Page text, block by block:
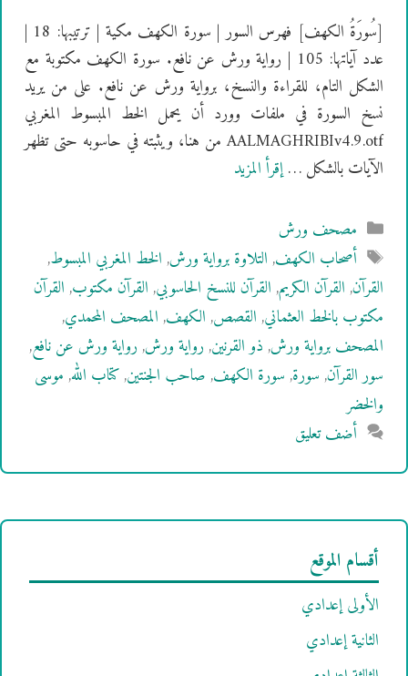
[سُورَةُ الكهف] فهرس السور | سورة الكهف مكية | ترتيبها: 18 |
عدد آياتها: 105 | رواية ورش عن نافع. سورة الكهف مكتوبة مع
الشكل التام، للقراءة والنسخ، برواية ورش عن نافع. على من يريد
نسخ السورة في ملفات وورد أن يحمل الخط المبسوط المغربي
AALMAGHRIBIv4.9.otf من هنا، ويثبته في حاسوبه حتى تظهر
الآيات بالشكل …إقرأ المزيد
التصنيفات
مصحف ورش
الوسوم
أصحاب الكهف,التلاوة برواية ورش,الخط المغربي المبسوط,
القرآن,القرآن الكريم,القرآن للنسخ الحاسوبي,القرآن مكتوب,القرآن
مكتوب بالخط العثماني,القصص,الكهف,المصحف المحمدي,
المصحف برواية ورش,ذو القرنين,رواية ورش,رواية ورش عن نافع,
سور القرآن,سورة,سورة الكهف,صاحب الجنتين,كتاب الله,موسى
والخضر
أضف تعليق
أقسام الموقع
الأولى إعدادي
الثانية إعدادي